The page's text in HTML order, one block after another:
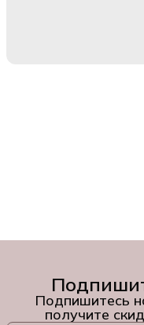
Подпишитесь
получите